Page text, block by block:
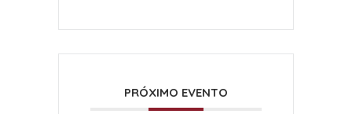
PRÓXIMO EVENTO